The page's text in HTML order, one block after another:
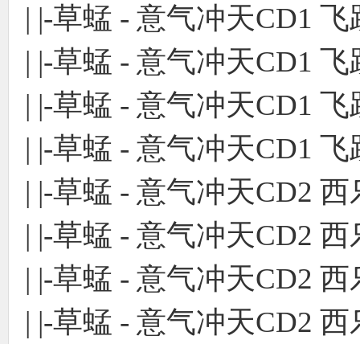
| |-草蜢 - 意气冲天CD1 飞
| |-草蜢 - 意气冲天CD1
| |-草蜢 - 意气冲天CD1 飞
| |-草蜢 - 意气冲天CD1
| |-草蜢 - 意气冲天CD2 西
| |-草蜢 - 意气冲天CD2
| |-草蜢 - 意气冲天CD2 西
| |-草蜢 - 意气冲天CD2